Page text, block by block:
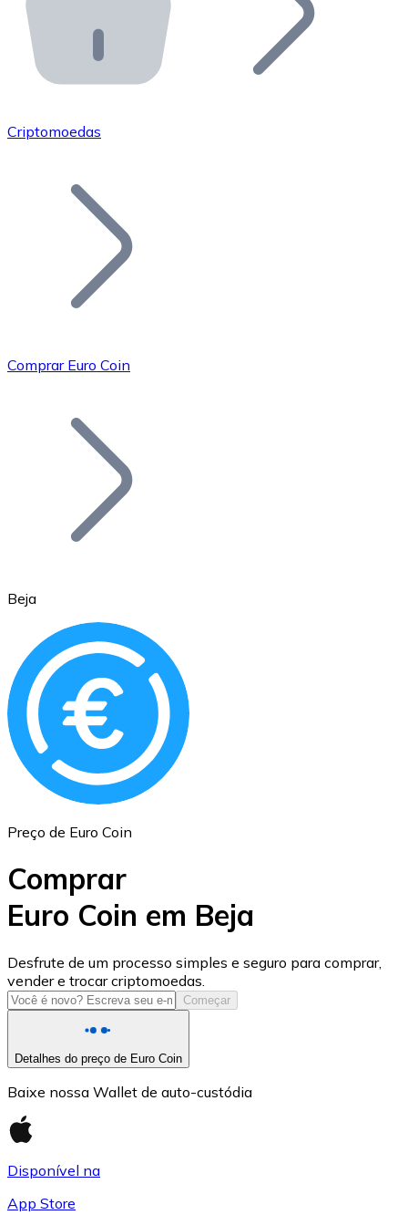
API Bitnovo
Integre nossa API no seu ecossistema.
Junte-se à nossa rede de revendedores e comercialize
Adicione o token do seu projeto ao nosso serviço de
Bitcoin
Ethereum
ETH
USD Coin
USDC
Criptomoedas
Comprar Euro Coin
Beja
Preço de Euro Coin
Comprar
Euro Coin em Beja
Desfrute de um processo simples e seguro para comprar,
vender e trocar criptomoedas.
Começar
Detalhes do preço de Euro Coin
Baixe nossa Wallet de auto-custódia
Disponível na
App Store